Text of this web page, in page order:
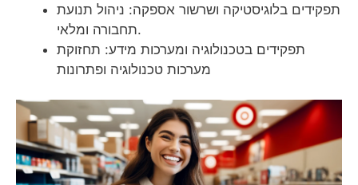
תפקידים בלוגיסטיקה ושרשור אספקה: ניהול תנועת
תחבורה ומלאי.
תפקידים בטכנולוגיה ומערכות מידע: תחזוקת
מערכות טכנולוגיה ופתרונות